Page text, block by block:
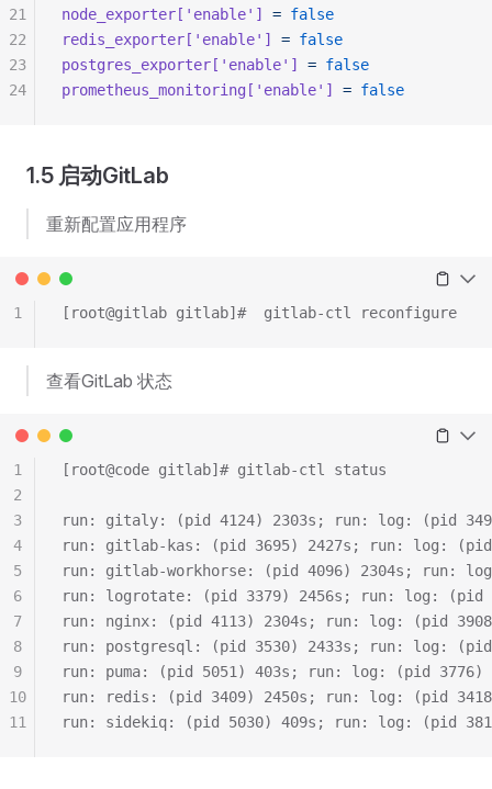
node_exporter[ 'enable' ] = false
redis_exporter[ 'enable' ] = false
postgres_exporter[ 'enable' ] = false
prometheus_monitoring[ 'enable' ] = false
21
22
23
24
1.5 启动GitLab
重新配置应用程序
[root@gitlab gitlab]#  gitlab-ctl reconfigure
1
查看GitLab 状态
[root@code gitlab]# gitlab-ctl status
run: gitaly: (pid 4124) 2303s; run: log: (pid
run: gitlab-kas: (pid 3695) 2427s; run: log: (pid
run: gitlab-workhorse: (pid 4096) 2304s; run:
run: logrotate: (pid 3379) 2456s; run: log: (pid
run: nginx: (pid 4113) 2304s; run: log: (pid
run: postgresql: (pid 3530) 2433s; run: log: (pid
run: puma: (pid 5051) 403s; run: log: (pid 3776)
run: redis: (pid 3409) 2450s; run: log: (pid
run: sidekiq: (pid 5030) 409s; run: log: (pid
1
2
3
4
5
6
7
8
9
10
11